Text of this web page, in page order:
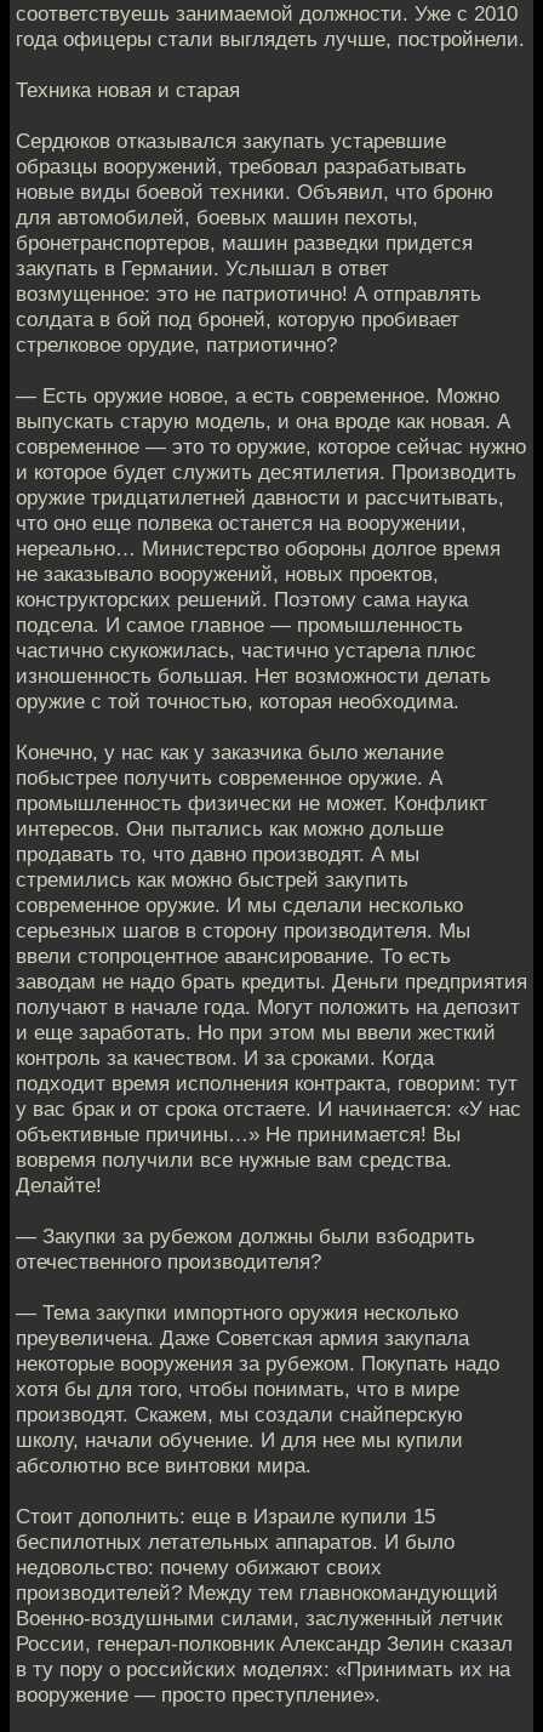
соответствуешь занимаемой должности. Уже с 2010
года офицеры стали выглядеть лучше, постройнели.
Техника новая и старая
Сердюков отказывался закупать устаревшие
образцы вооружений, требовал разрабатывать
новые виды боевой техники. Объявил, что броню
для автомобилей, боевых машин пехоты,
бронетранспортеров, машин разведки придется
закупать в Германии. Услышал в ответ
возмущенное: это не патриотично! А отправлять
солдата в бой под броней, которую пробивает
стрелковое орудие, патриотично?
— Есть оружие новое, а есть современное. Можно
выпускать старую модель, и она вроде как новая. А
современное — это то оружие, которое сейчас нужно
и которое будет служить десятилетия. Производить
оружие тридцатилетней давности и рассчитывать,
что оно еще полвека останется на вооружении,
нереально… Министерство обороны долгое время
не заказывало вооружений, новых проектов,
конструкторских решений. Поэтому сама наука
подсела. И самое главное — промышленность
частично скукожилась, частично устарела плюс
изношенность большая. Нет возможности делать
оружие с той точностью, которая необходима.
Конечно, у нас как у заказчика было желание
побыстрее получить современное оружие. А
промышленность физически не может. Конфликт
интересов. Они пытались как можно дольше
продавать то, что давно производят. А мы
стремились как можно быстрей закупить
современное оружие. И мы сделали несколько
серьезных шагов в сторону производителя. Мы
ввели стопроцентное авансирование. То есть
заводам не надо брать кредиты. Деньги предприятия
получают в начале года. Могут положить на депозит
и еще заработать. Но при этом мы ввели жесткий
контроль за качеством. И за сроками. Когда
подходит время исполнения контракта, говорим: тут
у вас брак и от срока отстаете. И начинается: «У нас
объективные причины…» Не принимается! Вы
вовремя получили все нужные вам средства.
Делайте!
— Закупки за рубежом должны были взбодрить
отечественного производителя?
— Тема закупки импортного оружия несколько
преувеличена. Даже Советская армия закупала
некоторые вооружения за рубежом. Покупать надо
хотя бы для того, чтобы понимать, что в мире
производят. Скажем, мы создали снайперскую
школу, начали обучение. И для нее мы купили
абсолютно все винтовки мира.
Стоит дополнить: еще в Израиле купили 15
беспилотных летательных аппаратов. И было
недовольство: почему обижают своих
производителей? Между тем главнокомандующий
Военно-воздушными силами, заслуженный летчик
России, генерал-полковник Александр Зелин сказал
в ту пору о российских моделях: «Принимать их на
вооружение — просто преступление».